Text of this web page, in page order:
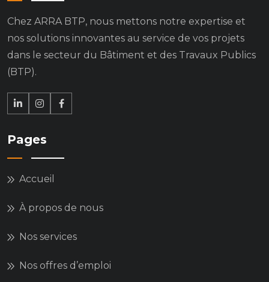
Chez ARRA BTP, nous mettons notre expertise et
nos solutions innovantes au service de vos projets
dans le secteur du Bâtiment et des Travaux Publics
(BTP).
Pages
Accueil
À propos de nous
Nos services
Nos offres d’emploi